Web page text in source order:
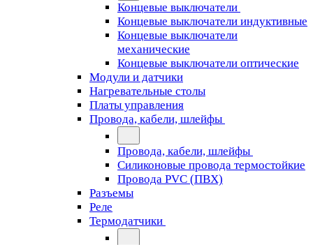
Концевые выключатели
Концевые выключатели индуктивные
Концевые выключатели
механические
Концевые выключатели оптические
Модули и датчики
Нагревательные столы
Платы управления
Провода, кабели, шлейфы
Провода, кабели, шлейфы
Силиконовые провода термостойкие
Провода PVC (ПВХ)
Разъемы
Реле
Термодатчики